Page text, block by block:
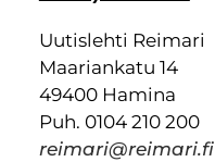
Uutislehti Reimari
Maariankatu 14
49400 Hamina
Puh. 0104 210 200
reimari@reimari.fi